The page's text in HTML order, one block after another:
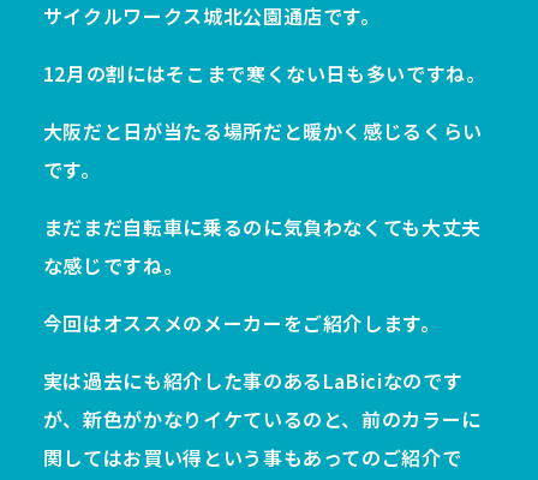
サイクルワークス城北公園通店です。
12月の割にはそこまで寒くない日も多いですね。
大阪だと日が当たる場所だと暖かく感じるくらい
です。
まだまだ自転車に乗るのに気負わなくても大丈夫
な感じですね。
今回はオススメのメーカーをご紹介します。
実は過去にも紹介した事のあるLaBiciなのです
が、新色がかなりイケているのと、前のカラーに
関してはお買い得という事もあってのご紹介で